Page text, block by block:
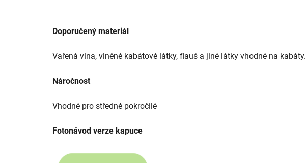
Doporučený materiál
Vařená vlna, vlněné kabátové látky, flauš a jiné látky vhodné na kabáty.
Náročnost
Vhodné pro středně pokročilé
Fotonávod verze kapuce